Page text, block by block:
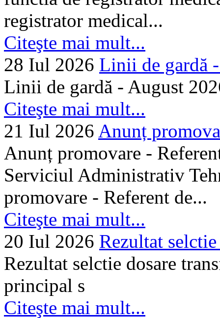
registrator medical...
Citeşte mai mult...
28 Iul 2026 Linii de gardă
Linii de gardă - August
Citeşte mai mult...
21 Iul 2026 Anunț
Anunț promovare -
Serviciul Administrativ
promovare - Referent de...
Citeşte mai mult...
20 Iul 2026 Rezultat
Rezultat selctie dosare
principal s
Citeşte mai mult...